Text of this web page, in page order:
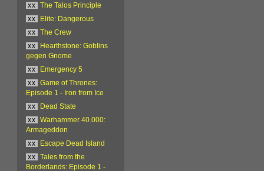
xx
The Talos Principle
xx
Elite: Dangerous
xx
The Crew
xx
Hearthstone: Goblins
gegen Gnome
xx
Emergency 5
xx
Game of Thrones:
Episode 1 - Iron from Ice
xx
Dead State
xx
Warhammer 40.000:
Armageddon
xx
Escape Dead Island
xx
Tales from the
Borderlands: Episode 1 -